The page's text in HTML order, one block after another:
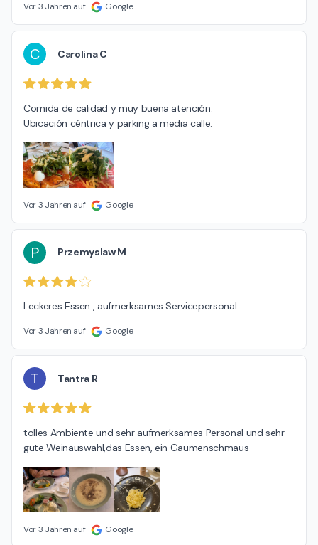
Vor 3 Jahren auf Google
C Carolina C
Comida de calidad y muy buena atención.
Ubicación céntrica y parking a media calle.
Vor 3 Jahren auf Google
P Przemyslaw M
Leckeres Essen , aufmerksames Servicepersonal .
Vor 3 Jahren auf Google
T Tantra R
tolles Ambiente und sehr aufmerksames Personal und sehr
gute Weinauswahl,das Essen, ein Gaumenschmaus
Vor 3 Jahren auf Google